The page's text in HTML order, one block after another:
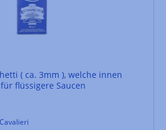
( ca. 3mm ), welche innen
flüssigere Saucen